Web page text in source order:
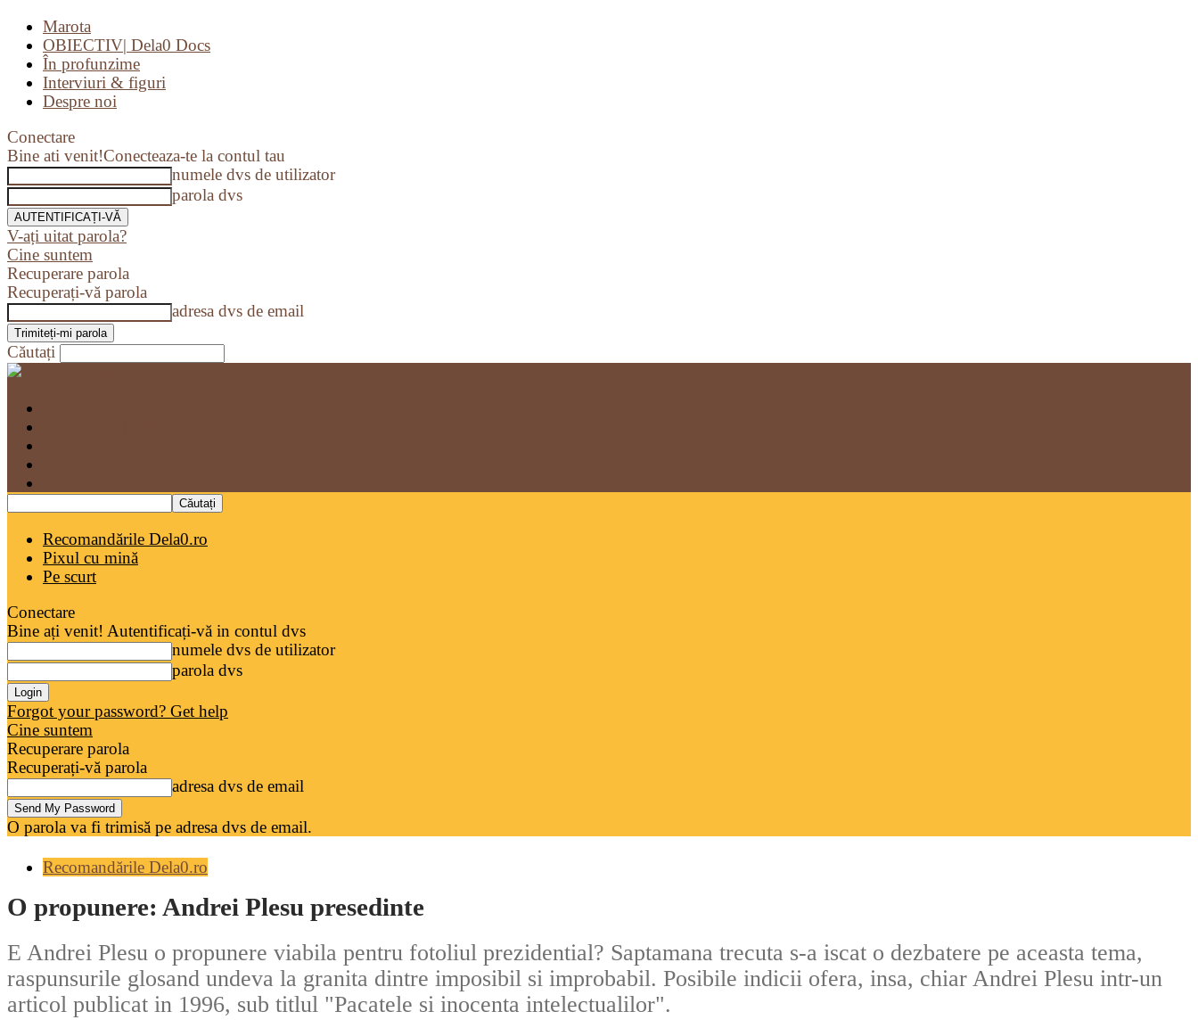
Marota
OBIECTIV| Dela0 Docs
În profunzime
Interviuri & figuri
Despre noi
Conectare
Bine ati venit!Conecteaza-te la contul tau
numele dvs de utilizator
parola dvs
V-ați uitat parola?
Cine suntem
Recuperare parola
Recuperați-vă parola
adresa dvs de email
Căutați
Recomandările Dela0.ro
Pixul cu mină
Pe scurt
Conectare
Bine ați venit! Autentificați-vă in contul dvs
numele dvs de utilizator
parola dvs
Forgot your password? Get help
Cine suntem
Recuperare parola
Recuperați-vă parola
adresa dvs de email
O parola va fi trimisă pe adresa dvs de email.
Recomandările Dela0.ro
O propunere: Andrei Plesu presedinte
E Andrei Plesu o propunere viabila pentru fotoliul prezidential? Saptamana trecuta s-a iscat o dezbatere pe aceasta tema,
raspunsurile glosand undeva la granita dintre imposibil si improbabil. Posibile indicii ofera, insa, chiar Andrei Plesu intr-un
articol publicat in 1996, sub titlul "Pacatele si inocenta intelectualilor".